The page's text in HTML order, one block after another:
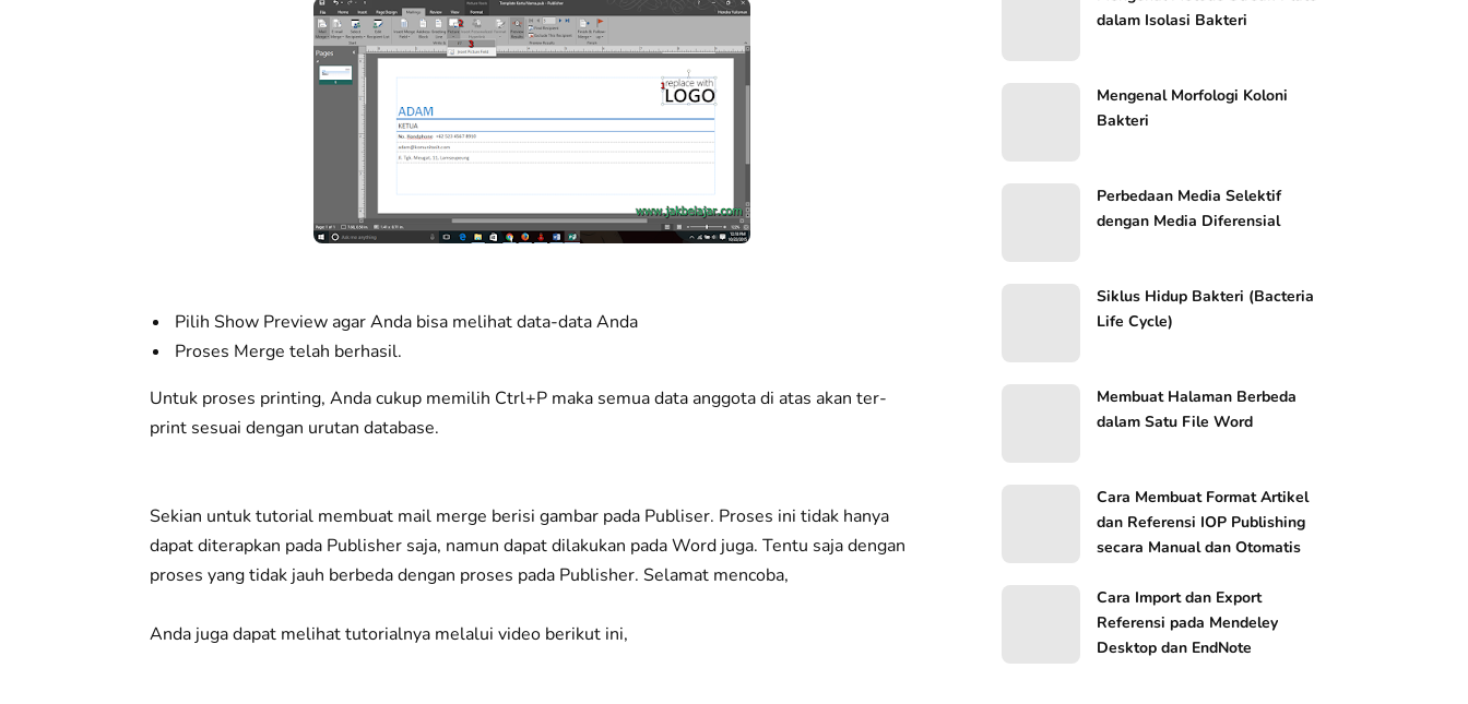
Pilih Show Preview agar Anda bisa melihat data-data Anda
Proses Merge telah berhasil.
Untuk proses printing, Anda cukup memilih Ctrl+P maka semua data anggota di atas akan ter-
print sesuai dengan urutan database.
Sekian untuk tutorial membuat mail merge berisi gambar pada Publiser. Proses ini tidak hanya
dapat diterapkan pada Publisher saja, namun dapat dilakukan pada Word juga. Tentu saja dengan
proses yang tidak jauh berbeda dengan proses pada Publisher. Selamat mencoba,
Anda juga dapat melihat tutorialnya melalui video berikut ini,
dalam Isolasi Bakteri
Mengenal Morfologi Koloni
Bakteri
Perbedaan Media Selektif
dengan Media Diferensial
Siklus Hidup Bakteri (Bacteria
Life Cycle)
Membuat Halaman Berbeda
dalam Satu File Word
Cara Membuat Format Artikel
dan Referensi IOP Publishing
secara Manual dan Otomatis
Cara Import dan Export
Referensi pada Mendeley
Desktop dan EndNote